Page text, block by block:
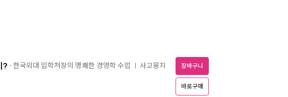
? - 한국외대 입학처장의 명쾌한 경영학 수업 사고뭉치 장바구니
바로구매